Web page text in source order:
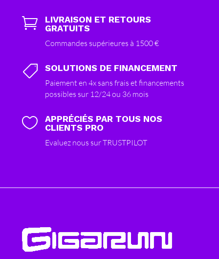

LIVRAISON ET RETOURS
GRATUITS
Commandes supérieures à 1500 €
 SOLUTIONS DE FINANCEMENT
Paiement en 4x sans frais et financements
possibles sur 12/24 ou 36 mois

APPRÉCIÉS PAR TOUS NOS
CLIENTS PRO
Evaluez nous sur TRUSTPILOT